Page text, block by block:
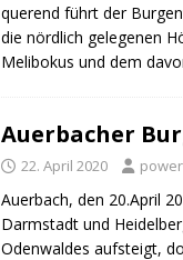
querend führt der
die nördlich gelegenen
Melibokus und dem
Auerbacher
22. April 2020
Auerbach, den 20.April
Darmstadt und
Odenwaldes aufsteigt,